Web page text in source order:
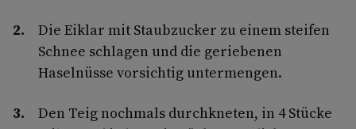
Die Eiklar mit Staubzucker zu einem steifen
Schnee schlagen und die geriebenen
Haselnüsse vorsichtig untermengen.
Den Teig nochmals durchkneten, in 4 Stücke